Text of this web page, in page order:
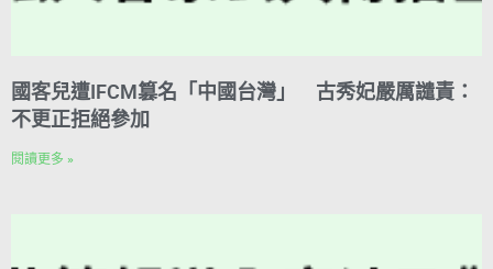
國客兒遭IFCM篡名「中國台灣」 古秀妃嚴厲譴責：
不更正拒絕參加
閱讀更多 »